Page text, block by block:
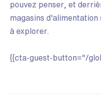
pouvez penser, et
magasins d'alimentation
à explorer.
{{cta-guest-button="/